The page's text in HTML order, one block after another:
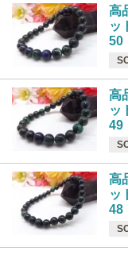
高
ッ
50
高
ッ
49
高
ッ
48